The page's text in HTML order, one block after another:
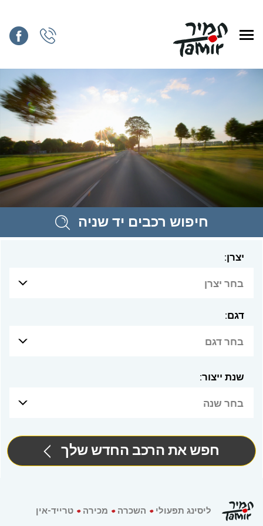
חיפוש רכבים יד שניה
יצרן:
בחר יצרן
דגם:
בחר דגם
שנת ייצור:
בחר שנה
חפש את הרכב החדש שלך
ליסינג תפעולי השכרה מכירה טרייד-אין